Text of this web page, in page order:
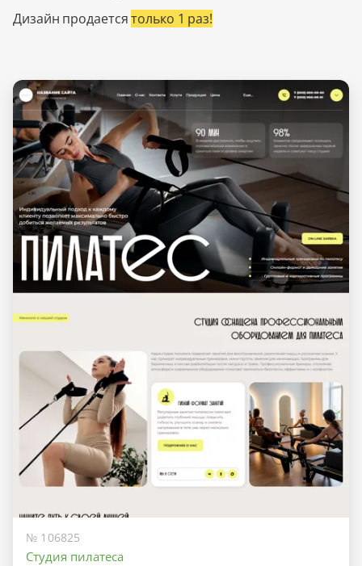
Дизайн продаетсятолько 1 раз!
№ 106825
Студия пилатеса